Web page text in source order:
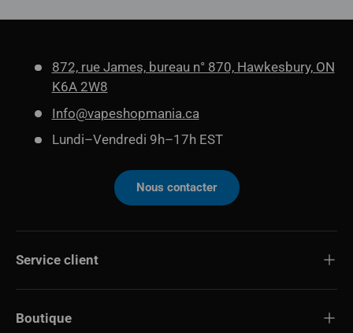
872, rue James, bureau n° 870, Hawkesbury, ON
K6A 2W8
Info@vapeshopmania.ca
Lundi–Vendredi 9h–17h EST
Nous contacter
Service client
Boutique